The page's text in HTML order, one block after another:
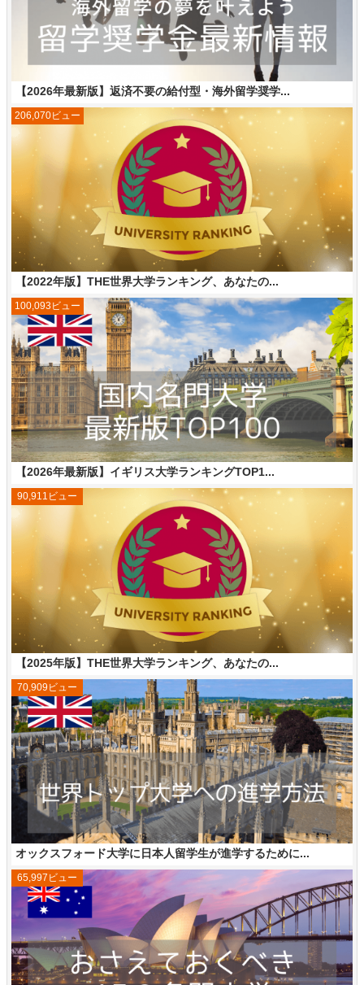
【2026年最新版】返済不要の給付型・海外留学奨学...
【2022年版】THE世界大学ランキング、あなたの...
206,070ビュー
【2026年最新版】イギリス大学ランキングTOP1...
100,093ビュー
【2025年版】THE世界大学ランキング、あなたの...
90,911ビュー
オックスフォード大学に日本人留学生が進学するために...
70,909ビュー
65,997ビュー